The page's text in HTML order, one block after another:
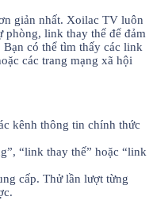
giản nhất. Xoilac TV luôn
phòng, link thay thế để đảm
có thể tìm thấy các link
các trang mạng xã hội
kênh thông tin chính thức
“link thay thế” hoặc “link
cấp. Thử lần lượt từng